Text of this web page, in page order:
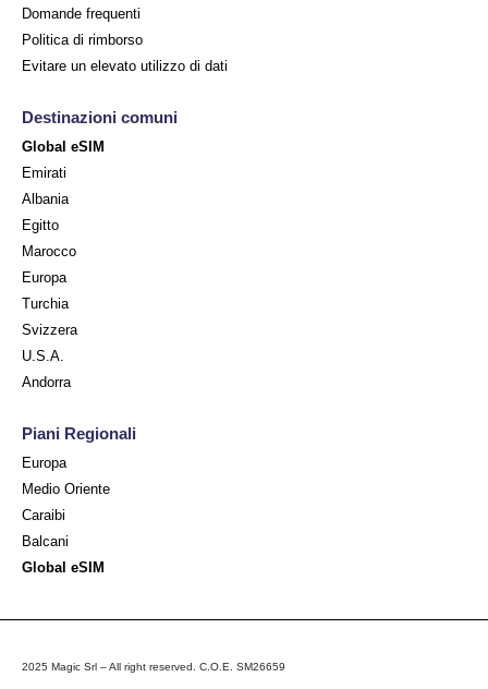
Domande frequenti
Politica di rimborso
Evitare un elevato utilizzo di dati
Destinazioni comuni
Global eSIM
Emirati
Albania
Egitto
Marocco
Europa
Turchia
Svizzera
U.S.A.
Andorra
Piani Regionali
Europa
Medio Oriente
Caraibi
Balcani
Global eSIM
2025 Magic Srl – All right reserved. C.O.E. SM26659